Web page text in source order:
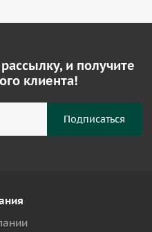
и получите
клиента!